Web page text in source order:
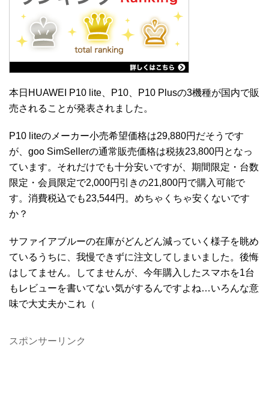
本日HUAWEI P10 lite、P10、P10 Plusの3機種が国内で販
売されることが発表されました。
P10 liteのメーカー小売希望価格は29,880円だそうです
が、goo SimSellerの通常販売価格は税抜23,800円となっ
ています。それだけでも十分安いですが、期間限定・台数
限定・会員限定で2,000円引きの21,800円で購入可能で
す。消費税込でも23,544円。めちゃくちゃ安くないです
か？
サファイアブルーの在庫がどんどん減っていく様子を眺め
ているうちに、我慢できずに注文してしまいました。後悔
はしてません。してませんが、今年購入したスマホを1台
もレビューを書いてない気がするんですよね…いろんな意
味で大丈夫かこれ（
スポンサーリンク